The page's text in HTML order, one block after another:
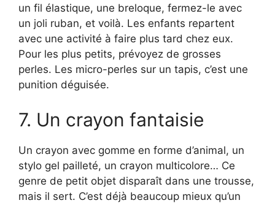
un fil élastique, une breloque, fermez-le avec
un joli ruban, et voilà. Les enfants repartent
avec une activité à faire plus tard chez eux.
Pour les plus petits, prévoyez de grosses
perles. Les micro-perles sur un tapis, c’est une
punition déguisée.
7. Un crayon fantaisie
Un crayon avec gomme en forme d’animal, un
stylo gel pailleté, un crayon multicolore… Ce
genre de petit objet disparaît dans une trousse,
mais il sert. C’est déjà beaucoup mieux qu’un